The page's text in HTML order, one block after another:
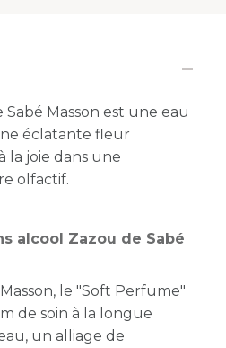
Masson est une eau
éclatante fleur
la joie dans une
olfactif.
alcool Zazou de Sabé
le "Soft Perfume"
de soin à la longue
un alliage de